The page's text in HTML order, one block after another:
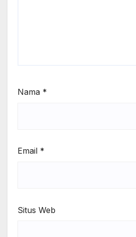
Nama *
Email *
Situs Web